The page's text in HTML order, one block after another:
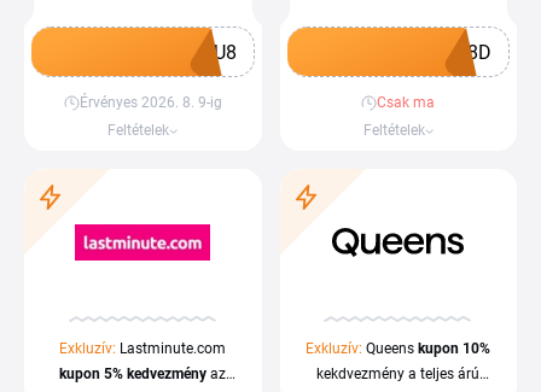
Kupon megszerzése
HU8
Érvényes 2026. 8. 9-ig
Feltételek
Kupon megszerzése
T8D
Csak ma
Feltételek
Exkluzív: Lastminute.com
kupon 5% kedvezmény az
Exkluzív:Queens kupon 10%
kekdvezmény a teljes árú